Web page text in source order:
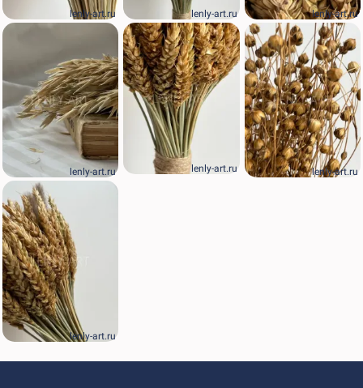
lenly-art.ru
lenly-art.ru
lenly-art.ru
lenly-art.ru
lenly-art.ru
lenly-art.ru
lenly-art.ru